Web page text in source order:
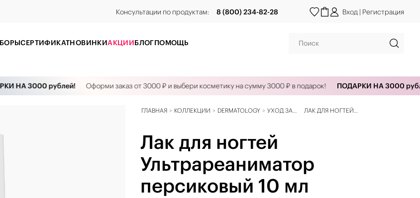
Консультации по продуктам: 8 (800) 234-82-28
CЕРТИФИКАТНОВИНКИАКЦИИБЛОГПОМОЩЬ
Вход | Регистрация
НА 3000 рублей! Оформи заказ от 3000 ₽ и выбери косметику на сумму 3000 ₽ в подарок! ПОДАРКИ НА 3000
ГЛАВНАЯ КОЛЛЕКЦИИ DERMATOLOGY
УХОД ЗА
ЛАК ДЛЯ НОГТЕЙ
Лак для ногтей
Ультрареаниматор
персиковый 10 мл